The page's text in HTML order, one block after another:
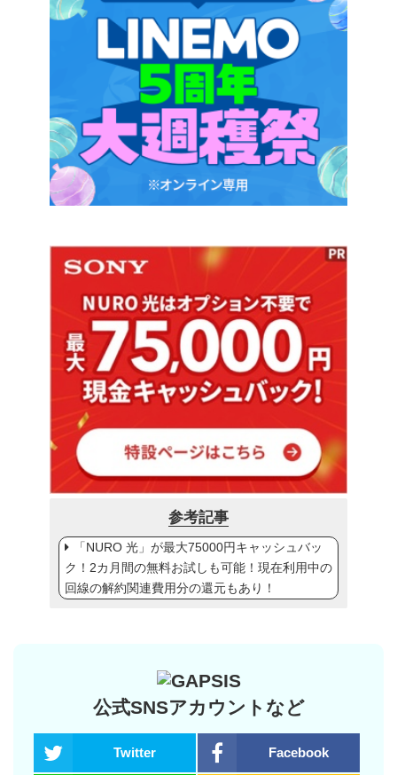
参考記事
「NURO 光」が最大75000円キャッシュバッ
ク！2カ月間の無料お試しも可能！現在利用中の
回線の解約関連費用分の還元もあり！
公式SNSアカウントなど
Twitter Facebook